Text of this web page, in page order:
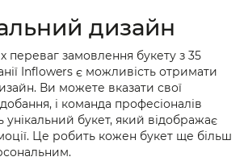
дизайн
переваг замовлення букету з 35
Inflowers є можливість отримати
Ви можете вказати свої
і команда професіоналів
унікальний букет, який відображає
Це робить кожен букет ще більш